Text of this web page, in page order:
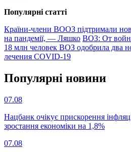
Популярнi статтi
Країни-члени ВООЗ підтримали
на пандемії, — Ляшко ВОЗ: От
18 млн человек ВОЗ одобрила два
лечения COVID-19
Популярнi новини
07.08
Нацбанк очікує прискорення
зростання економіки на 1,8%
07.08